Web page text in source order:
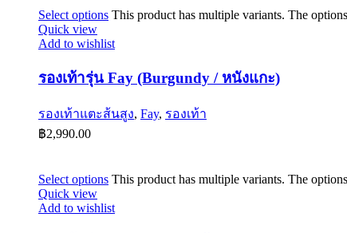
Select options This product has multiple variants. The
Quick view
Add to wishlist
รองเท้ารุ่น Fay (Burgundy / หนังแกะ)
รองเท้าแตะส้นสูง, Fay, รองเท้า
฿2,990.00
Select options This product has multiple variants. The
Quick view
Add to wishlist